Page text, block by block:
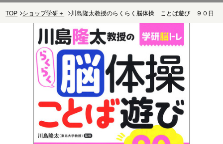
TOP ショップ学研＋ 川島隆太教授のらくらく脳体操 ことば遊び ９０日